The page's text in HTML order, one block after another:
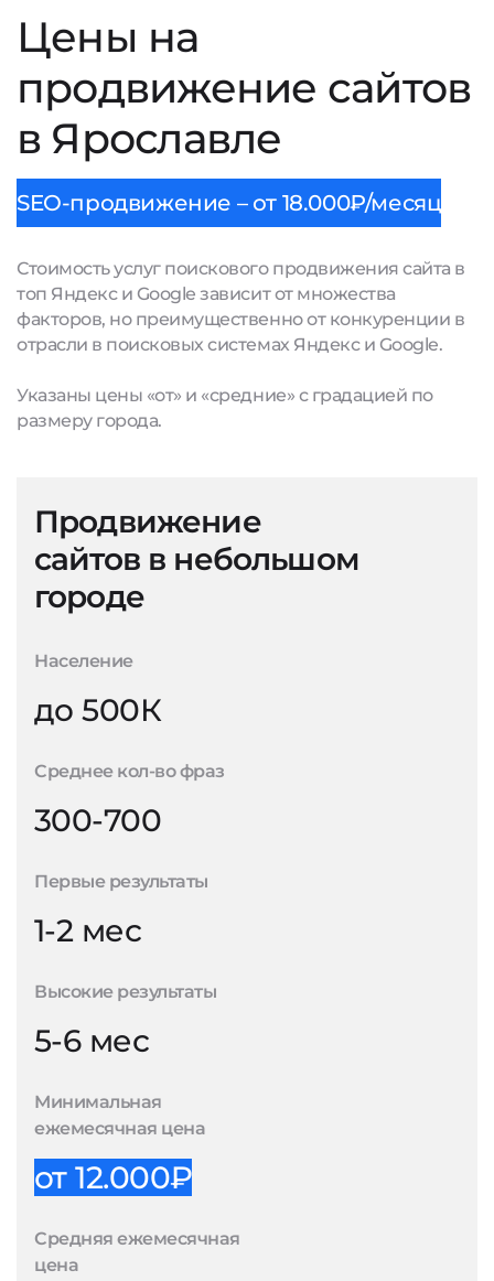
Цены на
продвижение сайтов
в Ярославле
SEO-продвижение – от 18.000₽/месяц
Стоимость услуг поискового продвижения сайта в
топ Яндекс и Google зависит от множества
факторов, но преимущественно от конкуренции в
отрасли в поисковых системах Яндекс и Google.
Указаны цены «от» и «средние» с градацией по
размеру города.
Продвижение
сайтов в небольшом
городе
Население
до 500К
Среднее кол-во фраз
300-700
Первые результаты
1-2 мес
Высокие результаты
5-6 мес
Минимальная
ежемесячная цена
от 12.000₽
Средняя ежемесячная
цена